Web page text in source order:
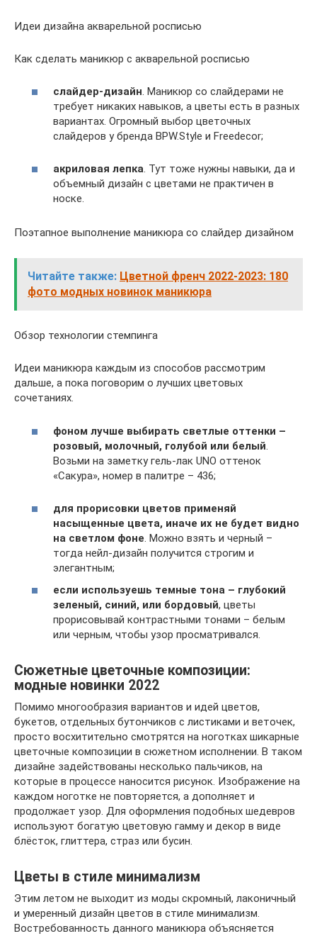
Идеи дизайна акварельной росписью
Как сделать маникюр с акварельной росписью
слайдер-дизайн. Маникюр со слайдерами не
требует никаких навыков, а цветы есть в разных
вариантах. Огромный выбор цветочных
слайдеров у бренда BPW.Style и Freedecor;
акриловая лепка. Тут тоже нужны навыки, да и
объемный дизайн с цветами не практичен в
носке.
Поэтапное выполнение маникюра со слайдер дизайном
Читайте также: Цветной френч 2022-2023: 180
фото модных новинок маникюра
Обзор технологии стемпинга
Идеи маникюра каждым из способов рассмотрим
дальше, а пока поговорим о лучших цветовых
сочетаниях.
фоном лучше выбирать светлые оттенки –
розовый, молочный, голубой или белый
Возьми на заметку гель-лак UNO оттенок
«Сакура», номер в палитре – 436;
для прорисовки цветов применяй
насыщенные цвета, иначе их не будет видно
на светлом фоне . Можно взять и черный –
тогда нейл-дизайн получится строгим и
элегантным;
если используешь темные тона – глубокий
зеленый, синий, или бордовый, цветы
прорисовывай контрастными тонами – белым
или черным, чтобы узор просматривался.
Сюжетные цветочные композиции:
модные новинки 2022
Помимо многообразия вариантов и идей цветов,
букетов, отдельных бутончиков с листиками и веточек,
просто восхитительно смотрятся на ноготках шикарные
цветочные композиции в сюжетном исполнении. В таком
дизайне задействованы несколько пальчиков, на
которые в процессе наносится рисунок. Изображение на
каждом ноготке не повторяется, а дополняет и
продолжает узор. Для оформления подобных шедевров
используют богатую цветовую гамму и декор в виде
блёсток, глиттера, страз или бусин.
Цветы в стиле минимализм
Этим летом не выходит из моды скромный, лаконичный
и умеренный дизайн цветов в стиле минимализм.
Востребованность данного маникюра объясняется